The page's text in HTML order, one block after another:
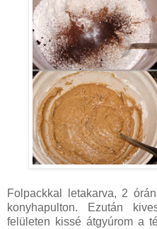
Folpackkal letakarva, 2
konyhapulton. Ezután
felületen kissé átgyúrom a